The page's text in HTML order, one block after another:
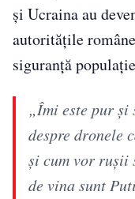
și Ucraina au
autoritățile
siguranță
„Îmi este pur și
despre dronele
și cum vor rușii
de vina sunt